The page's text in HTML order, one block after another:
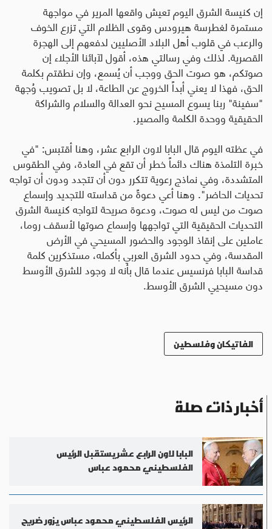
إن كنيسة الشرق اليوم تعيش واقعها المرير في مواجهة
مستمرة لغطرسة هيرودس وقوى الظلام التي تزرع الخوف
والرعب في قلوب أهل البلاد الأصليين لدفعهم إلى الهجرة
القصرية. لذلك وفي رسالتي هذه، أقول لآبائنا الأجلاء إن
صوتكم، هو صوت الحق ووجب أن يُسمع، وإن نطقتم بكلمة
الحق، فهذا لا يعني أبداً الخروج عن الطاعة، لا بل تصويب وُجهة
"سفينة" ربنا يسوع المسيح نحو العدالة والسلام والشراكة
الحقيقية ووحدة الكلمة والمصير.
في عظته اليوم قال البابا لاون الرابع عشر، وهنا أقتبس: "في
خبرة التلمذة هناك دائماً خطر أن تقع في العادة، وفي الطقوس
المتشددة، وفي نماذج رعوية تتكرر دون أن تتجدد ودون أن تواجه
تحديات الحاضر". وهنا أعي دعوةً من قداسته للتجديد وإسماع
صوت من ليس له صوت، ودعوة صريحة لتواجه كنيسة الشرق
التحديات الحقيقية التي تواجهها وإسماع صوتها لأسقف روما،
عاملين على إنقاذ الوجود والحضور المسيحي في الأرض
المقدسة، وفي حدود الشرق العربي بأكمله، مستذكرين كلمة
قداسة البابا فرنسيس عندما قال بأنه لا وجود للشرق الأوسط
دون مسيحيي الشرق الأوسط.
الفاتيكان وفلسطين
أخبار ذات صلة
البابا لاون الرابع عشر يستقبل الرئيس
الفلسطيني محمود عباس
الرئيس الفلسطيني محمود عباس يزور ضريح